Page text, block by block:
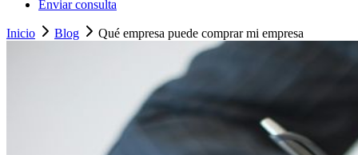
Enviar consulta
Inicio Blog Qué empresa puede comprar mi empresa